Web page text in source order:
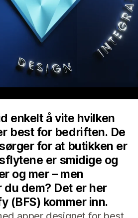
enkelt å vite hvilken
best for bedriften. De
for at butikken er
er smidige og
og mer – men
dem? Det er her
(BFS) kommer inn.